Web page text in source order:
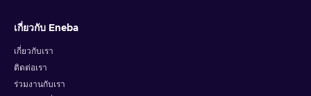
เกี่ยวกับ Eneba
เกี่ยวกับเรา
ติดต่อเรา
ร่วมงานกับเรา